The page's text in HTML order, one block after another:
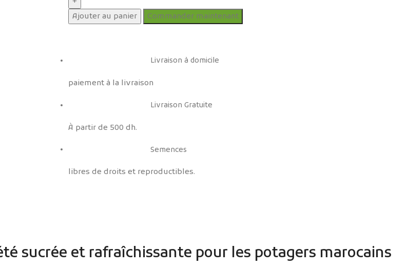
Ajouter au panier Commander maintenant
Livraison à domicile
paiement à la livraison
Livraison Gratuite
À partir de 500 dh.
Semences
libres de droits et reproductibles.
sucrée et rafraîchissante pour les potagers marocains